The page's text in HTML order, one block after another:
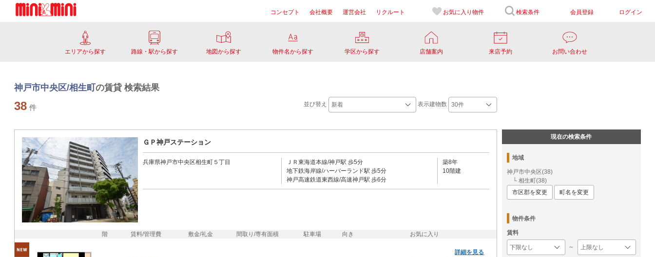
コンセプト 会社概要 運営会社 リクルート お気に入り 物件 検索条件 会員登録 ログイン
エリアから探す 路線・駅から探す 地図から探す 物件名から探す 学区から探す 店舗案内 来店予約 お問い合わせ
神戸市中央区/相生町の賃貸 検索結果
38 件 並び替え 表示建物数
現在の検索条件
地域
神戸市中央区(38)
└ 相生町(38)
市区郡を変更
町名を変更
物件条件
賃料
～
ＧＰ神戸ステーション
兵庫県神戸市中央区相生町５丁目
ＪＲ東海道本線/神戸駅 歩5分
地下鉄海岸線/ハーバーランド駅 歩5分
神戸高速鉄道東西線/高速神戸駅 歩6分
築8年
10階建
階 賃料/管理費 敷金/礼金 間取り/専有面積 駐車場 向き お気に入り
詳細を見る